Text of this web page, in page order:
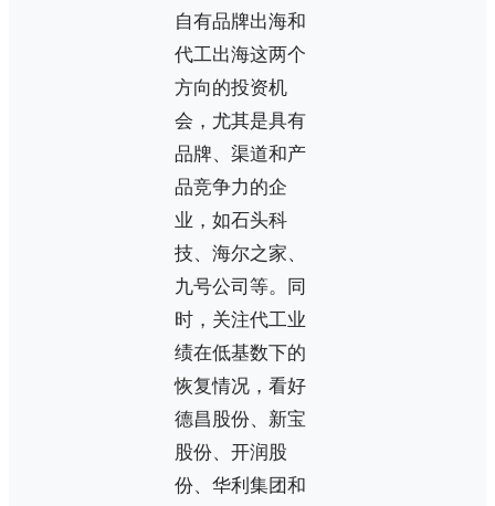
自有品牌出海和
代工出海这两个
方向的投资机
会，尤其是具有
品牌、渠道和产
品竞争力的企
业，如石头科
技、海尔之家、
九号公司等。同
时，关注代工业
绩在低基数下的
恢复情况，看好
德昌股份、新宝
股份、开润股
份、华利集团和